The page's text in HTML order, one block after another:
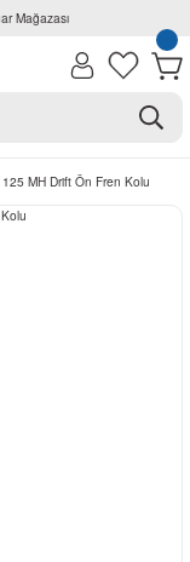
Mağazası
MH Drift Ön Fren Kolu